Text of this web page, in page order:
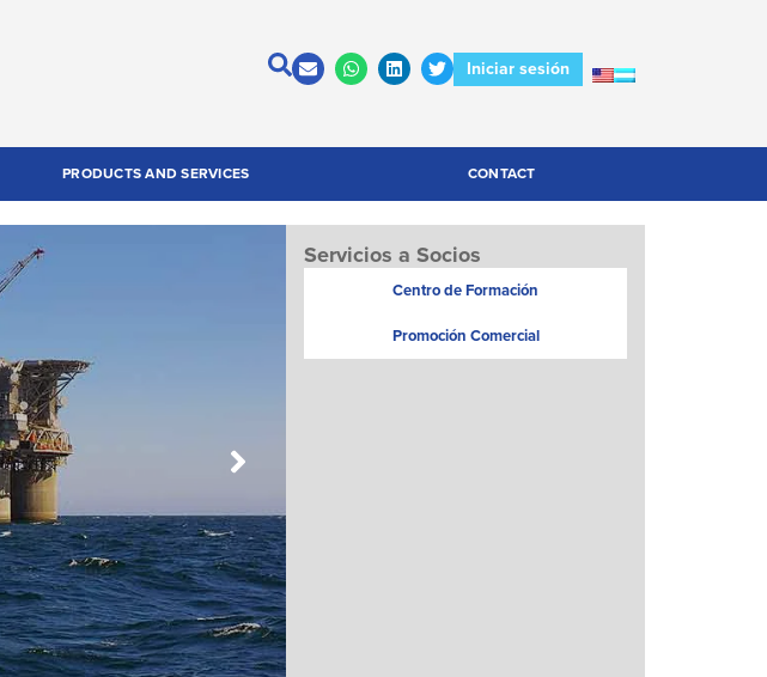
Iniciar sesión
PRODUCTS AND SERVICES CONTACT
Servicios a Socios
Centro de Formación
Promoción Comercial